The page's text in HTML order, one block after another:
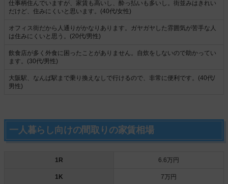
仕事柄住んでいますが、家賃も高いし、酔っ払いも多いし。街並みはきれい
だけど、住みにくいと思います。(40代/女性)
オフィス街だから人通りがかなりあります。ガヤガヤした雰囲気が苦手な人
は住みにくいと思う。(20代/男性)
飲食店が多く外食に困ったことがありません。自炊をしないので助かってい
ます。(30代/男性)
大阪駅、なんば駅まで乗り換えなしで行けるので、非常に便利です。(40代/
男性)
一人暮らし向けの間取りの家賃相場
1R 6.6万円
1K 7万円